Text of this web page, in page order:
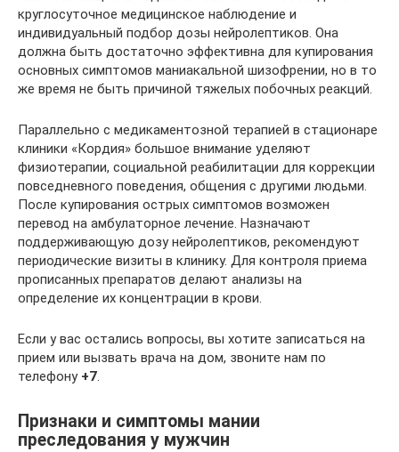
круглосуточное медицинское наблюдение и
индивидуальный подбор дозы нейролептиков. Она
должна быть достаточно эффективна для купирования
основных симптомов маниакальной шизофрении, но в то
же время не быть причиной тяжелых побочных реакций.
Параллельно с медикаментозной терапией в стационаре
клиники «Кордия» большое внимание уделяют
физиотерапии, социальной реабилитации для коррекции
повседневного поведения, общения с другими людьми.
После купирования острых симптомов возможен
перевод на амбулаторное лечение. Назначают
поддерживающую дозу нейролептиков, рекомендуют
периодические визиты в клинику. Для контроля приема
прописанных препаратов делают анализы на
определение их концентрации в крови.
Если у вас остались вопросы, вы хотите записаться на
прием или вызвать врача на дом, звоните нам по
телефону +7.
Признаки и симптомы мании
преследования у мужчин